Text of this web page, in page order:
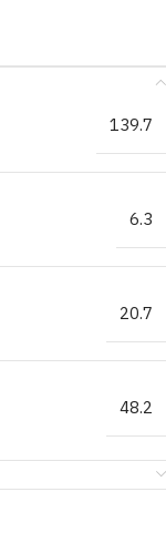
139.7
6.3
20.7
48.2